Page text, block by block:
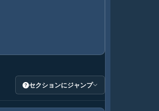
セクションにジャンプ